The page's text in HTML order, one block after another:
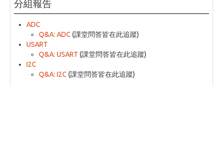
分組報告
ADC
Q&A: ADC (課堂問答皆在此追蹤)
USART
Q&A: USART (課堂問答皆在此追蹤)
I2C
Q&A: I2C (課堂問答皆在此追蹤)